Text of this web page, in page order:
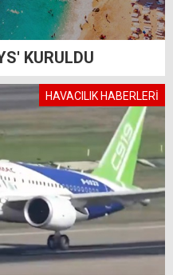
KURULDU
HAVACILIK HABERLERİ